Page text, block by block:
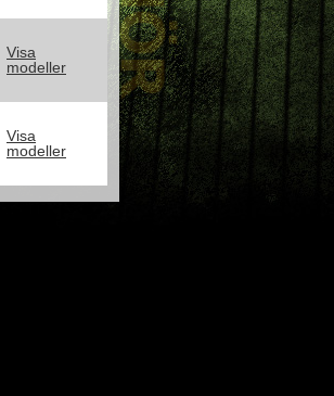
Visa
modeller
Visa
modeller